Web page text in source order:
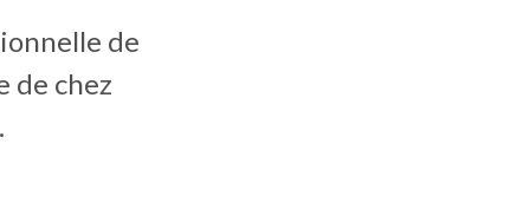
de
de chez